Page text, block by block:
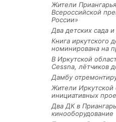
Жители
Всероссийской
России»
Два детских сада
Книга иркутского
номинирована на
В Иркутской
Cessna, лётчиков
Дамбу
Жители Иркутской
инициативных
Два ДК в
кинооборудование